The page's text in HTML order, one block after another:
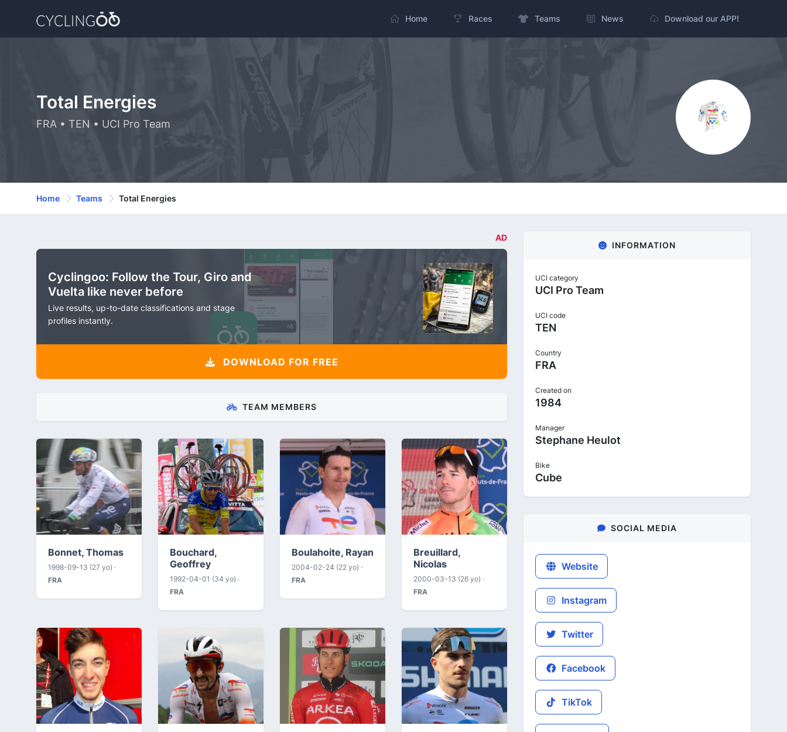
Home Races Teams News Download our APP!
Total Energies
FRA • TEN • UCI Pro Team
Home Teams Total Energies
AD
Cyclingoo: Follow the Tour, Giro and
Vuelta like never before
Live results, up-to-date classifications and stage
profiles instantly.
DOWNLOAD FOR FREE
TEAM MEMBERS
Bonnet, Thomas
1998-09-13 (27 yo) ·
FRA
Bouchard,
Geoffrey
1992-04-01 (34 yo) ·
FRA
Boulahoite, Rayan
2004-02-24 (22 yo) ·
FRA
Breuillard,
Nicolas
2000-03-13 (26 yo) ·
FRA
INFORMATION
UCI category
UCI Pro Team
UCI code
TEN
Country
FRA
Created on
1984
Manager
Stephane Heulot
Bike
Cube
SOCIAL MEDIA
Website
Instagram
Twitter
Facebook
TikTok